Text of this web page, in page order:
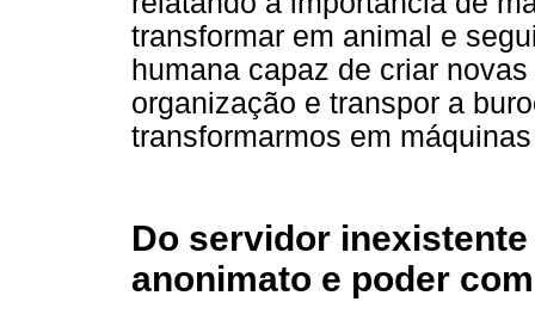
transformar em animal e
humana capaz de criar
organização e transpor a
transformarmos em
Do servidor
anonimato e poder